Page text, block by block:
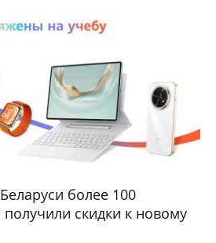
более 100
получили скидки к новому